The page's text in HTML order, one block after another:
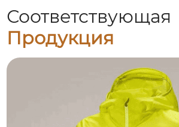
Соответствующая
Продукция